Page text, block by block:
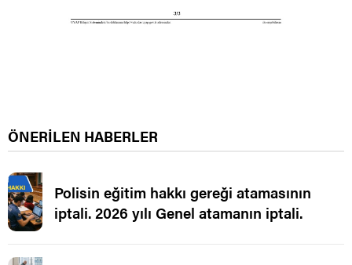
ÖNERİLEN HABERLER
Polisin eğitim hakkı gereği atamasının
iptali. 2026 yılı Genel atamanın iptali.